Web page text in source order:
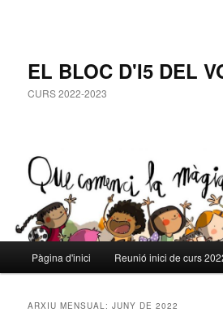
EL BLOC D'I5 DEL
CURS 2022-2023
principal
Aneu
Aneu
Pàgina d'inici Reunió inici de curs
ARXIU MENSUAL:JUNY DE 2022